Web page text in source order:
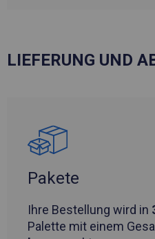
LIEFERUNG UND
Pakete
Ihre Bestellung wird in
Palette mit einem